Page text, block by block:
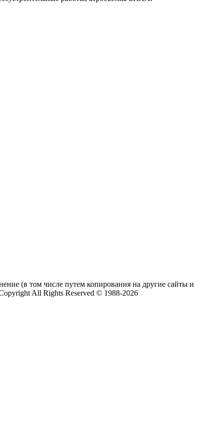
(в том числе путем копирования на другие сайты и
All Rights Reserved © 1988-2026